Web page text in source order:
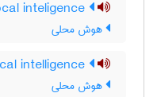
هوش محلی
هوش محلی